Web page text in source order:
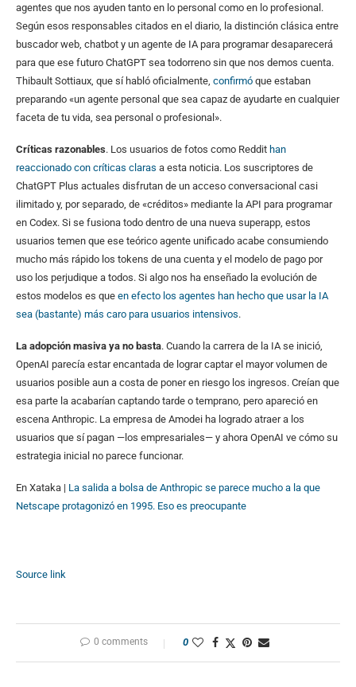
agentes que nos ayuden tanto en lo personal como en lo profesional.
Según esos responsables citados en el diario, la distinción clásica entre
buscador web, chatbot y un agente de IA para programar desaparecerá
para que ese futuro ChatGPT sea todorreno sin que nos demos cuenta.
Thibault Sottiaux, que sí habló oficialmente, confirmó que estaban
preparando «un agente personal que sea capaz de ayudarte en cualquier
faceta de tu vida, sea personal o profesional».
Críticas razonables. Los usuarios de fotos como Reddit han
reaccionado con críticas claras a esta noticia. Los suscriptores de
ChatGPT Plus actuales disfrutan de un acceso conversacional casi
ilimitado y, por separado, de «créditos» mediante la API para programar
en Codex. Si se fusiona todo dentro de una nueva superapp, estos
usuarios temen que ese teórico agente unificado acabe consumiendo
mucho más rápido los tokens de una cuenta y el modelo de pago por
uso los perjudique a todos. Si algo nos ha enseñado la evolución de
estos modelos es que en efecto los agentes han hecho que usar la IA
sea (bastante) más caro para usuarios intensivos.
La adopción masiva ya no basta. Cuando la carrera de la IA se inició,
OpenAI parecía estar encantada de lograr captar el mayor volumen de
usuarios posible aun a costa de poner en riesgo los ingresos. Creían que
esa parte la acabarían captando tarde o temprano, pero apareció en
escena Anthropic. La empresa de Amodei ha logrado atraer a los
usuarios que sí pagan —los empresariales— y ahora OpenAI ve cómo su
estrategia inicial no parece funcionar.
En Xataka | La salida a bolsa de Anthropic se parece mucho a la que
Netscape protagonizó en 1995. Eso es preocupante
Source link
0 comments 0